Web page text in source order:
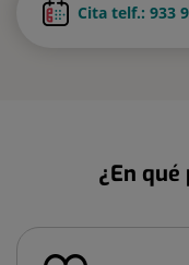
Cita telf.: 933
¿En
Número